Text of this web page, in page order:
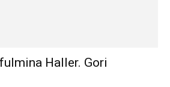
Haller. Gori